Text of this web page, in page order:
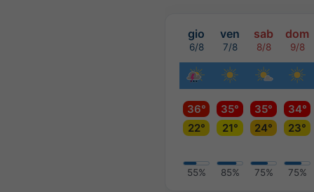
gio ven sab dom
6/8 7/8 8/8 9/8
36° 35° 35°
34°
22°
21° 24° 23°
55% 85% 75% 75%